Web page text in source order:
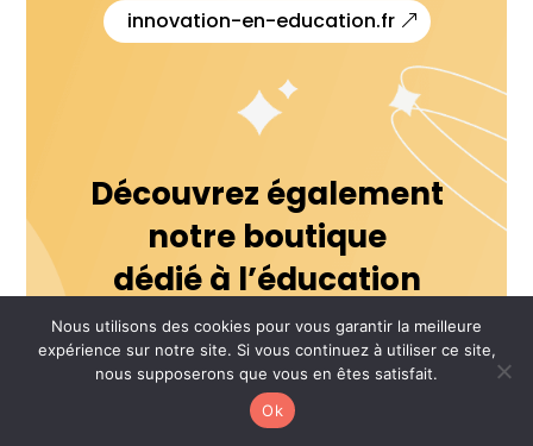
innovation-en-education.fr
Découvrez également
notre boutique
dédié à l’éducation
Accéder à notre boutique
Nous utilisons des cookies pour vous garantir la meilleure
expérience sur notre site. Si vous continuez à utiliser ce site,
nous supposerons que vous en êtes satisfait.
Ok